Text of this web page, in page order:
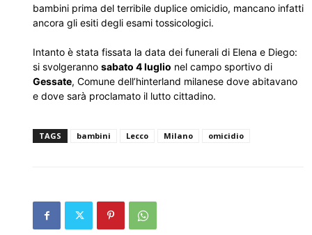
bambini prima del terribile duplice omicidio, mancano infatti
ancora gli esiti degli esami tossicologici.
Intanto è stata fissata la data dei funerali di Elena e Diego:
si svolgeranno sabato 4 luglio nel campo sportivo di
Gessate, Comune dell’hinterland milanese dove abitavano
e dove sarà proclamato il lutto cittadino.
TAGS bambini Lecco Milano omicidio